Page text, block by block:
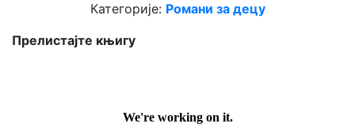
Категорије: Романи за децу
Прелистајте књигу